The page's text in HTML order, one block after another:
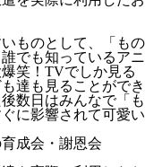
ものとして、「もの
でも知っているアニ
笑！TVでしか見る
達も見ることができ
数日はみんなで「も
に影響されて可愛い
成会・謝恩会